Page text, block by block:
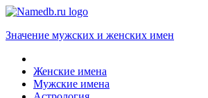
Значение мужских и женских имен
Женские имена
Мужские имена